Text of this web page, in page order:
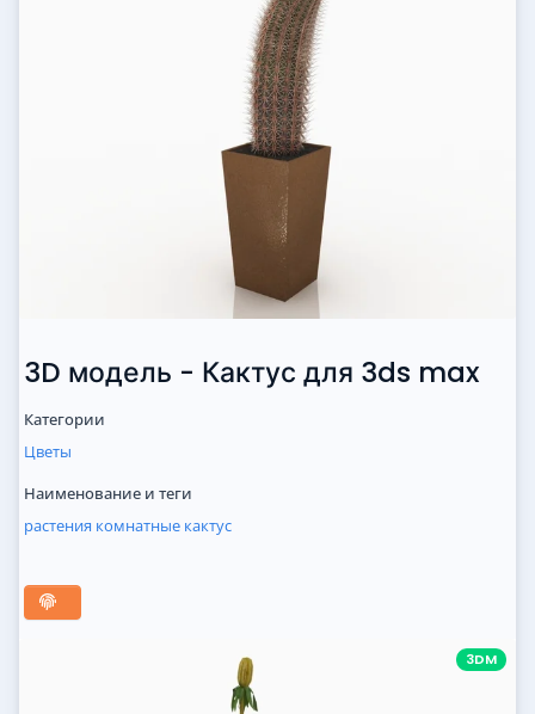
3D модель - Кактус для 3ds max
Категории
Цветы
Наименование и теги
растения комнатные кактус
3DM